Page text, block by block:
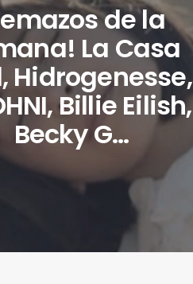
de la
La Casa
Hidrogenesse,
Billie Eilish,
Becky G…